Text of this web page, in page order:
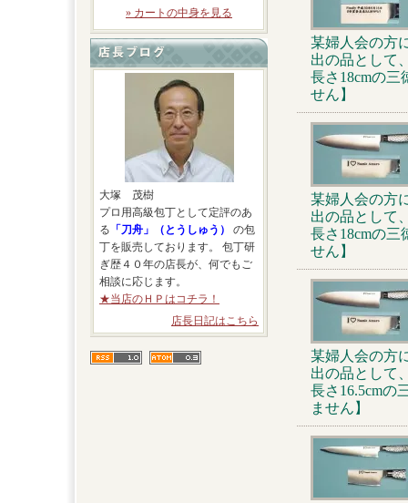
» カートの中身を見る
大塚 茂樹
プロ用高級包丁として定評のあ
る 「刀舟」（とうしゅう）
の包
丁を販売しております。 包丁研
ぎ歴４０年の店長が、何でもご
相談に応じます。
★当店のＨＰはコチラ！
店長日記はこちら
某婦人会の方
出の品として
長さ18cmの
せん】
某婦人会の方
出の品として
長さ18cmの
せん】
某婦人会の方
出の品として
長さ16.5cmの
ません】